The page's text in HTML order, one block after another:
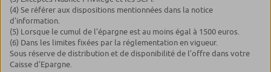
(4) Se référer aux dispositions mentionnées dans la notice
d’information.
(5) Lorsque le cumul de l’épargne est au moins égal à 1500 euros.
(6) Dans les limites fixées par la réglementation en vigueur.
Sous réserve de distribution et de disponibilité de l’offre dans votre
Caisse d'Epargne.